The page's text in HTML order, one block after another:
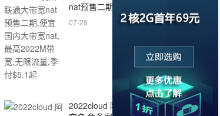
nat预售二期,便宜国内大
带宽nat,最高2022M带宽,
无限流量,季付$5.1起
07-28
2022cloud 阿里云国际 免